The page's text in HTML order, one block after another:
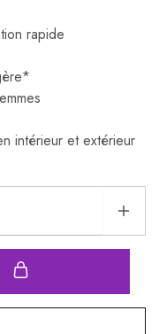
rapide
intérieur et extérieur